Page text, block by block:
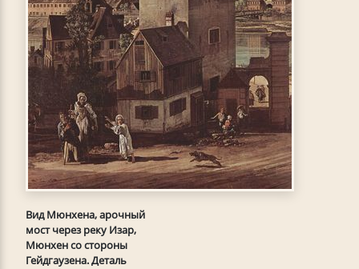
Вид Мюнхена, арочный
мост через реку Изар,
Мюнхен со стороны
Гейдгаузена. Деталь